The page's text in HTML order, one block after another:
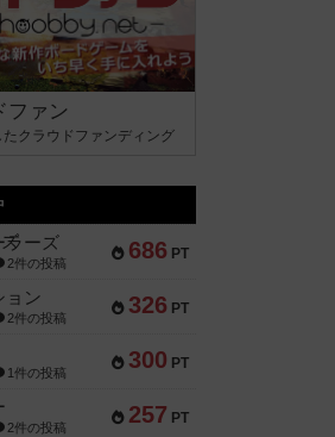
ファン
クラウドファンディング
686 PT
ラーズ
2件の投稿
326 PT
ョン
2件の投稿
300 PT
1件の投稿
257 PT
2件の投稿